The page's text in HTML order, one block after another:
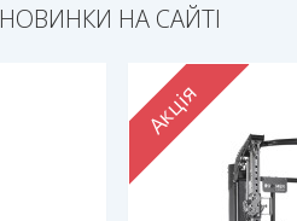
НОВИНКИ НА САЙТІ
Акція